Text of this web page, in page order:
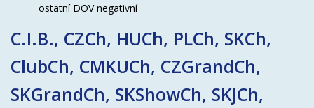
ostatní DOV negativní
C.I.B., CZCh, HUCh, PLCh, SKCh,
ClubCh, CMKUCh, CZGrandCh,
SKGrandCh, SKShowCh, SKJCh,